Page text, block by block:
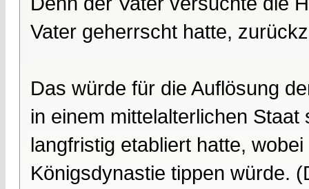
Vater geherrscht hatte,
Das würde für die Auflösung
in einem mittelalterlichen
langfristig etabliert hatte,
Königsdynastie tippen würde.